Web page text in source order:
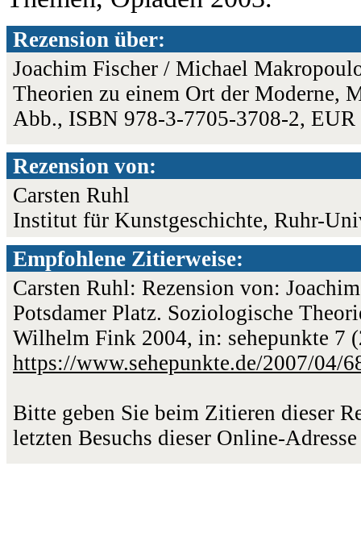
Rezension über:
Joachim Fischer / Michael
Theorien zu einem Ort der Moderne,
Abb., ISBN 978-3-7705-3708-2, EUR
Rezension von:
Carsten Ruhl
Institut für Kunstgeschichte, Ruhr-
Empfohlene Zitierweise:
Carsten Ruhl: Rezension von:
Potsdamer Platz. Soziologische
Wilhelm Fink 2004, in: sehepunkte 7
https://www.sehepunkte.de/2007/04/
Bitte geben Sie beim Zitieren dieser
letzten Besuchs dieser Online-Adresse